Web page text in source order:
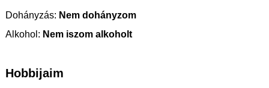
Dohányzás: Nem dohányzom
Alkohol: Nem iszom alkoholt
Hobbijaim